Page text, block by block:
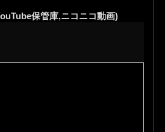
保管庫,ニコニコ動画)